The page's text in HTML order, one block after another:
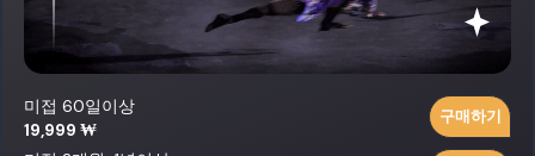
미접 60일이상
19,999 ₩
구매하기